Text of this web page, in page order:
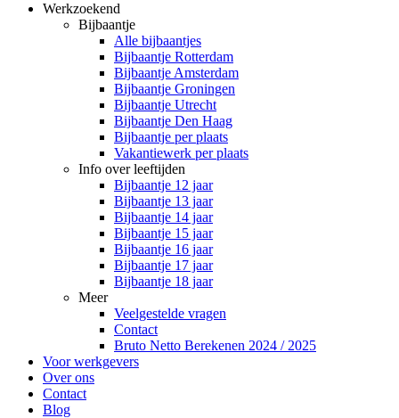
Werkzoekend
Bijbaantje
Alle bijbaantjes
Bijbaantje Rotterdam
Bijbaantje Amsterdam
Bijbaantje Groningen
Bijbaantje Utrecht
Bijbaantje Den Haag
Bijbaantje per plaats
Vakantiewerk per plaats
Info over leeftijden
Bijbaantje 12 jaar
Bijbaantje 13 jaar
Bijbaantje 14 jaar
Bijbaantje 15 jaar
Bijbaantje 16 jaar
Bijbaantje 17 jaar
Bijbaantje 18 jaar
Meer
Veelgestelde vragen
Contact
Bruto Netto Berekenen 2024 / 2025
Voor werkgevers
Over ons
Contact
Blog